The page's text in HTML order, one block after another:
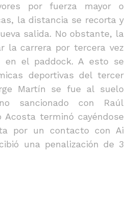
por fuerza mayor o
la distancia se recorta y
salida. No obstante, la
la carrera por tercera vez
en el paddock. A esto se
deportivas del tercer
Martín se fue al suelo
sancionado con Raúl
Acosta terminó cayéndose
por un contacto con Ai
una penalización de 3